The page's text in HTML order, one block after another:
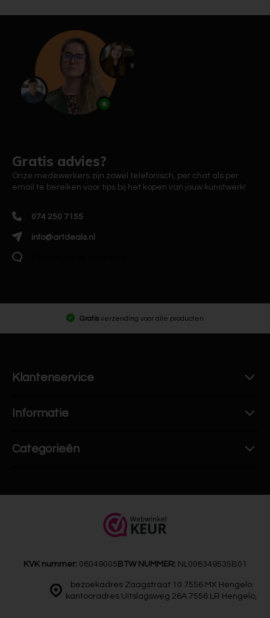
Gratis advies?
Onze medewerkers zijn zowel telefonisch, per chat als per
email te bereiken voor tips bij het kopen van jouw kunstwerk!
074 250 7155
info@artdeals.nl
Gratis verzending voor alle producten
Klantenservice
Informatie
Categorieën
bezoekadres Zaagstraat 10 7556 MX Hengelo
kantooradres Uitslagsweg 26A 7556 LR Hengelo,
KVK nummer:06049005 BTW NUMMER:NL006349535B01